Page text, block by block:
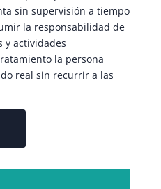
sin supervisión a tiempo
la responsabilidad de
y actividades
la persona
real sin recurrir a las